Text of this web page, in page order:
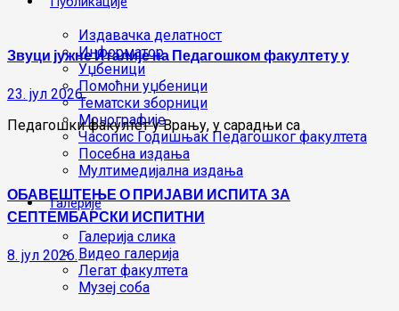
Издавачка делатност
Информатор
Уџбеници
Помоћни уџбеници
Тематски зборници
Монографије
Часопис Годишњак Педагошког факултета
Посебна издања
Мултимедијална издања
Галерије
Галерија слика
Видео галерија
Легат факултета
Музеј соба
Звуци јужне Италије на Педагошком факултету у
23. јул 2026.
Педагошки факултет у Врању, у сарадњи са
ОБАВЕШТЕЊЕ О ПРИЈАВИ ИСПИТА ЗА
СЕПТЕМБАРСКИ ИСПИТНИ
8. јул 2026.